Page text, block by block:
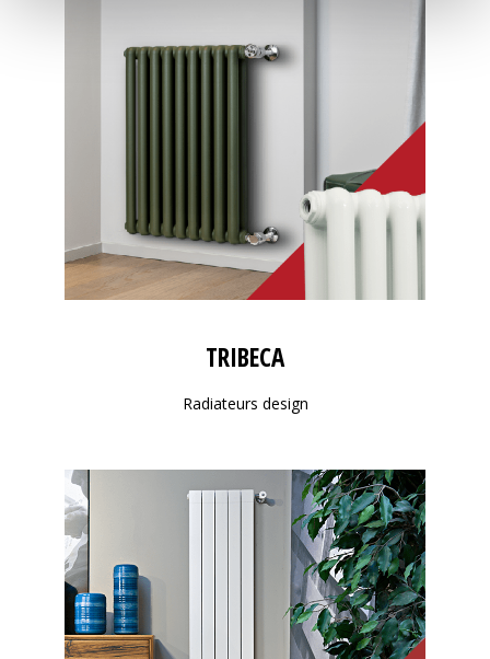
TRIBECA
Radiateurs design